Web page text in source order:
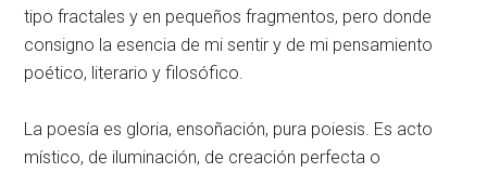
tipo fractales y en pequeños fragmentos, pero donde
consigno la esencia de mi sentir y de mi pensamiento
poético, literario y filosófico.
La poesía es gloria, ensoñación, pura poiesis. Es acto
místico, de iluminación, de creación perfecta o